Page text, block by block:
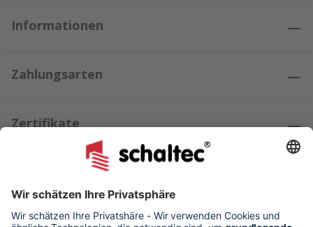
Informationen
Zahlungsarten
Zertifikate
Kundenmeinungen